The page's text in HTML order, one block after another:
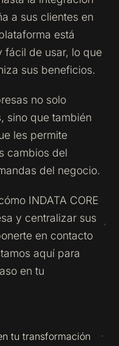
a sus clientes en
está
fácil de usar, lo que
sus beneficios.
no solo
sino que también
les permite
cambios del
del negocio.
INDATA CORE
y centralizar sus
en contacto
aquí para
en tu
tu transformación